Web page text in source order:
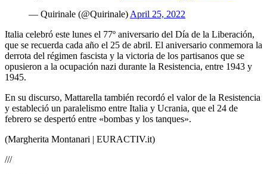
— Quirinale (@Quirinale) April 25, 2022
Italia celebró este lunes el 77º aniversario del Día de la Liberación,
que se recuerda cada año el 25 de abril. El aniversario conmemora la
derrota del régimen fascista y la victoria de los partisanos que se
opusieron a la ocupación nazi durante la Resistencia, entre 1943 y
1945.
En su discurso, Mattarella también recordó el valor de la Resistencia
y estableció un paralelismo entre Italia y Ucrania, que el 24 de
febrero se despertó entre «bombas y los tanques».
(Margherita Montanari | EURACTIV.it)
///